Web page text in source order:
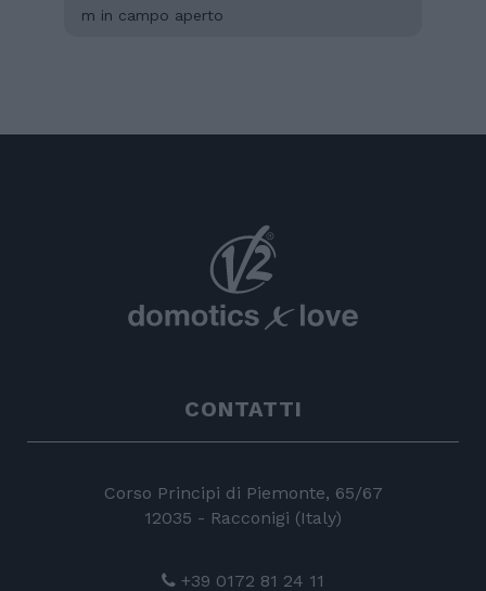
m in campo aperto
CONTATTI
Corso Principi di Piemonte, 65/67
12035 - Racconigi (Italy)
+39 0172 81 24 11